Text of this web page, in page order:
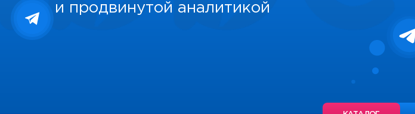
и продвинутой аналитикой